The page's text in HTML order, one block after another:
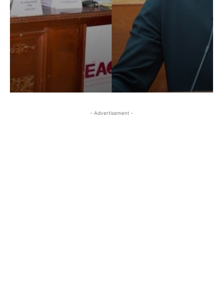
- Advertisement -